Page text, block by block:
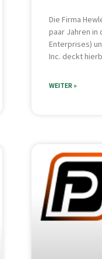
Die Firma
paar Jahren in
Enterprises)
Inc. deckt
WEITER »